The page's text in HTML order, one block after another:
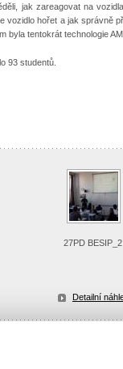
jak zareagovat na
když začne
byla tentokrát technologie
93 studentů.
27PD BESIP_2
Detailní